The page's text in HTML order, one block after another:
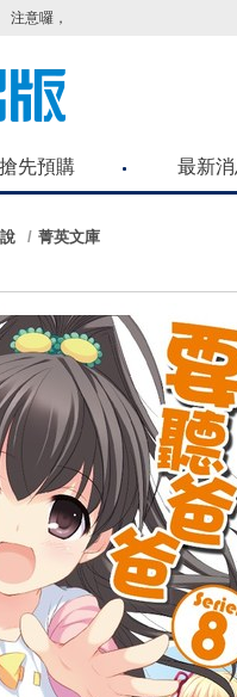
意囉，不要被騙了！請各位喜歡
搶先預購 最新消
菁英文庫